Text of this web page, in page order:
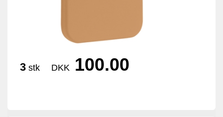
3 stk DKK 100.00